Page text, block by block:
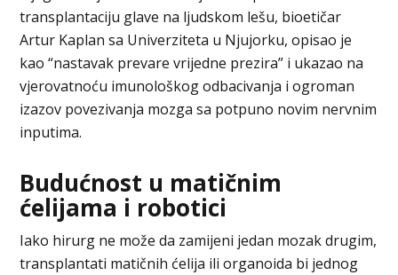
transplantaciju glave na ljudskom lešu, bioetičar
Artur Kaplan sa Univerziteta u Njujorku, opisao je
kao “nastavak prevare vrijedne prezira” i ukazao na
vjerovatnoću imunološkog odbacivanja i ogroman
izazov povezivanja mozga sa potpuno novim nervnim
inputima.
Budućnost u matičnim
ćelijama i robotici
Iako hirurg ne može da zamijeni jedan mozak drugim,
transplantati matičnih ćelija ili organoida bi jednog